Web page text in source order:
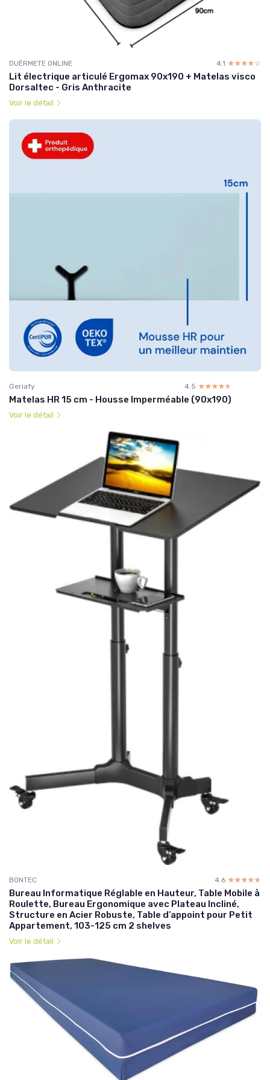
DUÉRMETE ONLINE 4.1 ☆☆☆☆☆
★★★★★
Lit électrique articulé Ergomax 90x190 + Matelas visco
Dorsaltec - Gris Anthracite
Voir le détail
Geriafy 4.5 ☆☆☆☆☆
★★★★★
Matelas HR 15 cm - Housse Imperméable (90x190)
Voir le détail
BONTEC 4.6 ☆☆☆☆☆
★★★★★
Bureau Informatique Réglable en Hauteur, Table Mobile à
Roulette, Bureau Ergonomique avec Plateau Incliné,
Structure en Acier Robuste, Table d’appoint pour Petit
Appartement, 103-125 cm 2 shelves
Voir le détail